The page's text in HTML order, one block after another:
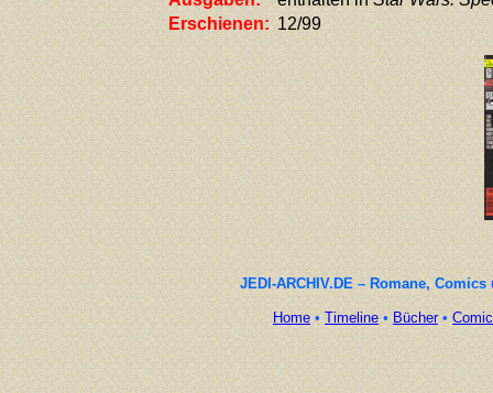
Erschienen: 12/99
JEDI-ARCHIV.DE – Romane,
Home•Timeline•Bücher•